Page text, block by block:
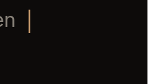
4 als th